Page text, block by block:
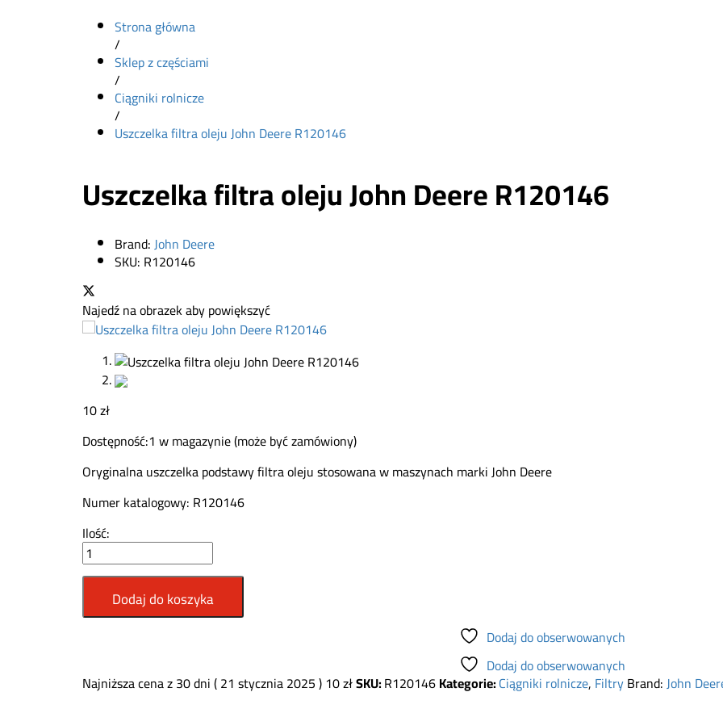
Strona główna
/
Sklep z częściami
/
Ciągniki rolnicze
/
Uszczelka filtra oleju John Deere R120146
Uszczelka filtra oleju John Deere R120146
Brand:John Deere
SKU: R120146
Najedź na obrazek aby powiększyć
10zł
Dostępność:1 w magazynie (może być zamówiony)
Oryginalna uszczelka podstawy filtra oleju stosowana w maszynach marki John Deere
Numer katalogowy: R120146
Uszczelka
filtra
oleju
John
Deere
R120146
Ilość:
Dodaj do koszyka
Dodaj do obserwowanych
Dodaj do obserwowanych
Najniższa cena z 30 dni (21 stycznia 2025)10złSKU:R120146Kategorie:Ciągniki rolnicze, FiltryBrand:John